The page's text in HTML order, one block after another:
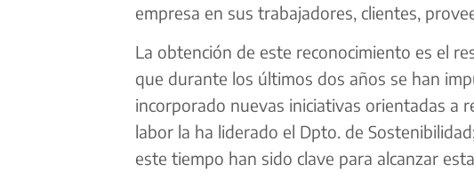
empresa en sus trabajadores, clientes,
La obtención de este reconocimiento es el
que durante los últimos dos años se han
incorporado nuevas iniciativas orientadas a
labor la ha liderado el Dpto. de
este tiempo han sido clave para alcanzar